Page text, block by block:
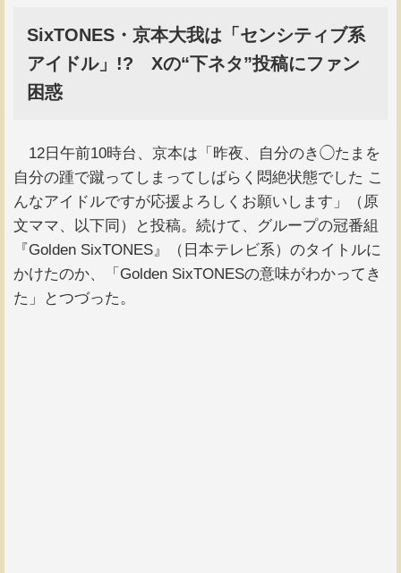
SixTONES・京本大我は「センシティブ系
アイドル」!? Xの“下ネタ”投稿にファン
困惑
12日午前10時台、京本は「昨夜、自分のき◯たまを
自分の踵で蹴ってしまってしばらく悶絶状態でした こ
んなアイドルですが応援よろしくお願いします」（原
文ママ、以下同）と投稿。続けて、グループの冠番組
『Golden SixTONES』（日本テレビ系）のタイトルに
かけたのか、「Golden SixTONESの意味がわかってき
た」とつづった。